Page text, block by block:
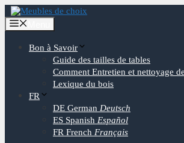
Aller
au
contenu
Bon à Savoir
Guide des tailles de tables
Comment Entretien et nettoyage
Lexique du bois
FR
DE German Deutsch
ES Spanish Español
FR French Français